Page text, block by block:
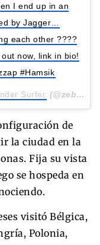
I end up in an
by Jagger…
each other ????‍
now, link in bio!
#Hamsik
Surfer (@zebotta) el
de
la ciudad en la
Fija su vista
se hospeda en
visitó Bélgica,
Polonia,